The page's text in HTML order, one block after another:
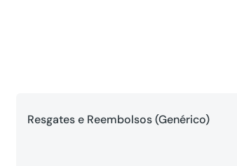
Resgates e Reembolsos (Genérico)